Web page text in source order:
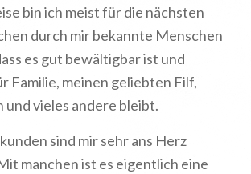
bin ich meist für die nächsten
durch mir bekannte Menschen
es gut bewältigbar ist und
Familie, meinen geliebten Filf,
und vieles andere bleibt.
sind mir sehr ans Herz
manchen ist es eigentlich eine